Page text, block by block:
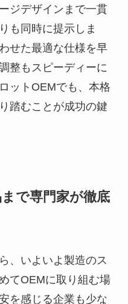
ジデザインまで一貫
も同時に提示しま
せた最適な仕様を早
整もスピーディーに
ットOEMでも、本格
踏むことが成功の鍵
で専門家が徹底
、いよいよ製造のス
てOEMに取り組む場
を感じる企業も少な